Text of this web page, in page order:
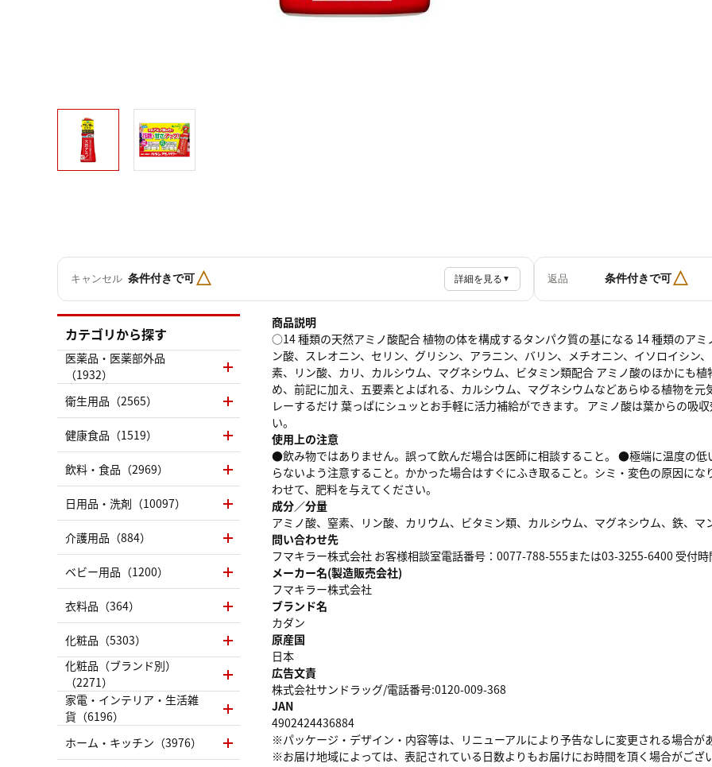
キャンセル 条件付きで可△ 詳細を見る ▼ 返品 条件付きで可△
商品説明
○14 種類の天然アミノ酸配合 植物の体を構成するタンパク質の基になる 14 種類のア
ン酸、スレオニン、セリン、グリシン、アラニン、バリン、メチオニン、イソロイシ
素、リン酸、カリ、カルシウム、マグネシウム、ビタミン類配合 アミノ酸のほかにも
め、前記に加え、五要素とよばれる、カルシウム、マグネシウムなどあらゆる植物を
レーするだけ 葉っぱにシュッとお手軽に活力補給ができます。 アミノ酸は葉からの吸
い。
使用上の注意
●飲み物ではありません。誤って飲んだ場合は医師に相談すること。 ●極端に温度の
らないよう注意すること。かかった場合はすぐにふき取ること。シミ・変色の原因に
わせて、肥料を与えてください。
成分／分量
アミノ酸、窒素、リン酸、カリウム、ビタミン類、カルシウム、マグネシウム、鉄、マ
問い合わせ先
フマキラー株式会社 お客様相談室電話番号：0077-788-555または03-3255-6400 受付時
メーカー名(製造販売会社)
フマキラー株式会社
ブランド名
カダン
原産国
日本
広告文責
株式会社サンドラッグ/電話番号:0120-009-368
JAN
4902424436884
※パッケージ・デザイン・内容等は、リニューアルにより予告なしに変更される場合が
※お届け地域によっては、表記されている日数よりもお届けにお時間を頂く場合がござい
カテゴリから探す
医薬品・医薬部外品
（1932）
衛生用品（2565）
健康食品（1519）
飲料・食品（2969）
日用品・洗剤（10097）
介護用品（884）
ベビー用品（1200）
衣料品（364）
化粧品（5303）
化粧品（ブランド別）
（2271）
家電・インテリア・生活雑
貨（6196）
ホーム・キッチン（3976）